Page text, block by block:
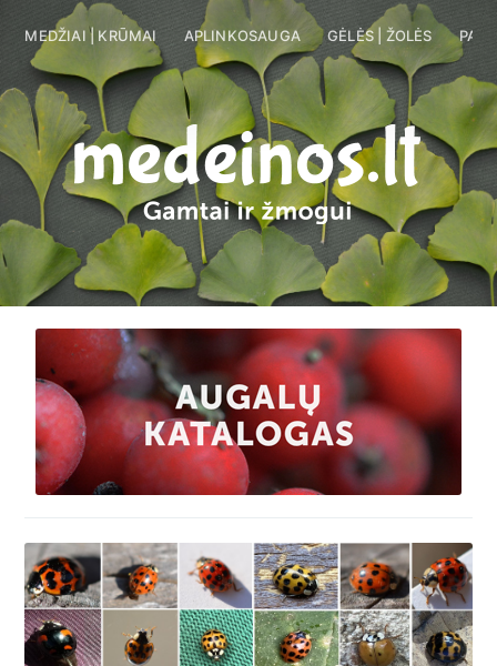
MEDŽIAI | KRŪMAI APLINKOSAUGA GĖLĖS | ŽOLĖS
MEDŽIAI | KRŪMAI APLINKOSAUGA